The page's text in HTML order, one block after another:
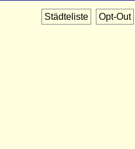
Städteliste Opt-Out